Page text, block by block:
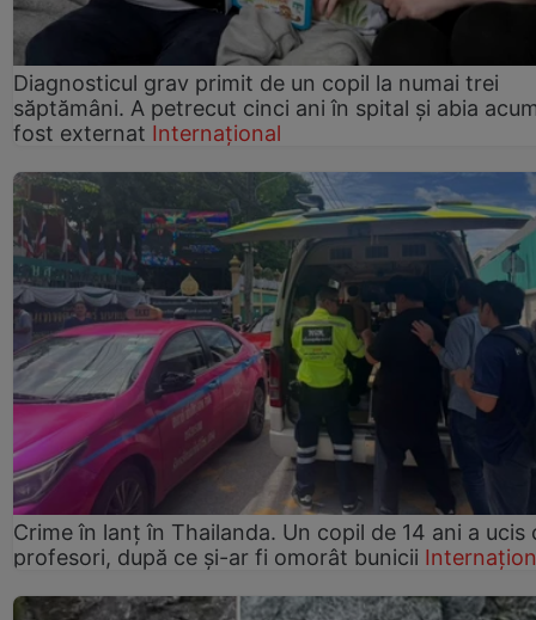
Diagnosticul grav primit de un copil la numai trei
săptămâni. A petrecut cinci ani în spital și abia
fost externat Internațional
Crime în lanț în Thailanda. Un copil de 14 ani a ucis
profesori, după ce și-ar fi omorât bunicii